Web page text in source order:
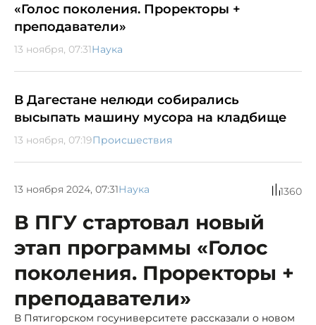
«Голос поколения. Проректоры +
преподаватели»
13 ноября, 07:31Наука
В Дагестане нелюди собирались
высыпать машину мусора на кладбище
13 ноября, 07:19Происшествия
13 ноября 2024, 07:31Наука 1360
В ПГУ стартовал новый
этап программы «Голос
поколения. Проректоры +
преподаватели»
В Пятигорском госуниверситете рассказали о новом